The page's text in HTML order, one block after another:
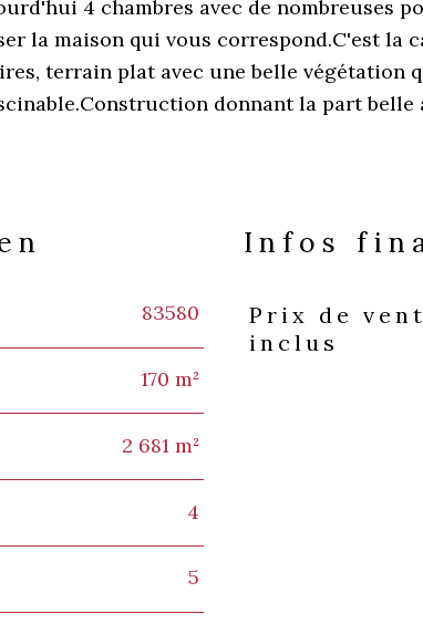
4 chambres avec de nombreuses
la maison qui vous correspond.C'est la
terrain plat avec une belle végétation
donnant la part belle
83580
170 m²
2 681 m²
4
5
Infos
Caractéristiques
Prix de
inclus